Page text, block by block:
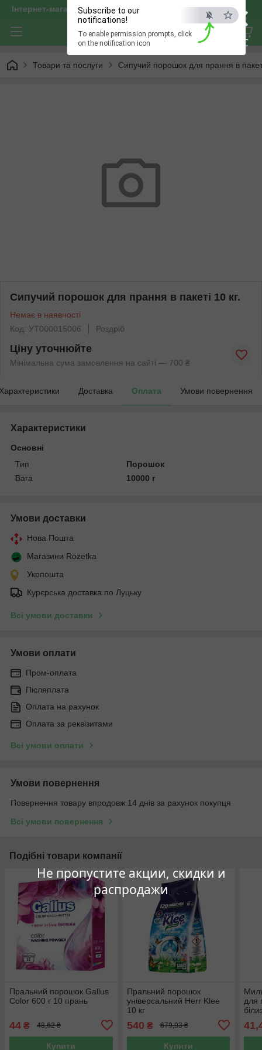
×
ESC
Не пропустите акции, скидки и
распродажи
Subscribe to our
notifications!
To enable permission prompts, click
on the notification icon
Інтернет-магазин "optservis"
Товари та послуги Сипучий порошок для прання в
Сипучий порошок для прання в пакеті 10 кг.
Немає в наявності
Код: УТ000015006
Роздріб
Ціну уточнюйте
Мінімальна сума замовлення на сайті — 700 ₴
Доставка Оплата Умови повернення
Характеристики
Основні
Тип
Порошок
Вага
10000 г
Умови доставки
Нова Пошта
Магазини Rozetka
Укрпошта
Курєрська доставка по Луцьку
Всі умови доставки
Умови оплати
Пром-оплата
Післяплата
Оплата на рахунок
Оплата за реквізитами
Всі умови оплати
Умови повернення
Повернення товару впродовж 14 днів за рахунок покупця
Всі умови повернення
Подібні товари компанії
Пральний порошок Gallus
Color 600 г 10 прань
44 ₴ 48,62 ₴
Купити
Пральний порошок
універсальний Herr Klee
10 кг
540 ₴ 679,93 ₴
Купити
для